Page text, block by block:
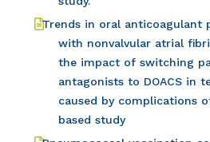
Trends in oral anticoagulant
with nonvalvular atrial
the impact of switching
antagonists to DOACS in
caused by complications
based study